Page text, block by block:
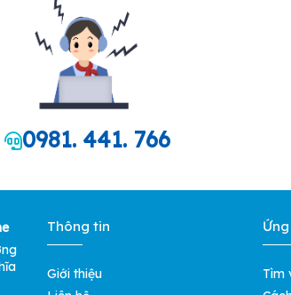
0981. 441. 766
Thông tin
Giới thiệu
Tìm